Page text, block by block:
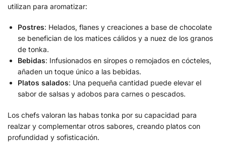
utilizan para aromatizar:
Postres: Helados, flanes y creaciones a base de chocolate
se benefician de los matices cálidos y a nuez de los granos
de tonka.
Bebidas: Infusionados en siropes o remojados en cócteles,
añaden un toque único a las bebidas.
Platos salados: Una pequeña cantidad puede elevar el
sabor de salsas y adobos para carnes o pescados.
Los chefs valoran las habas tonka por su capacidad para
realzar y complementar otros sabores, creando platos con
profundidad y sofisticación.